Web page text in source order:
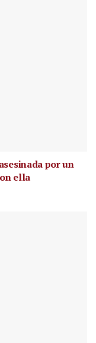
por un
ella